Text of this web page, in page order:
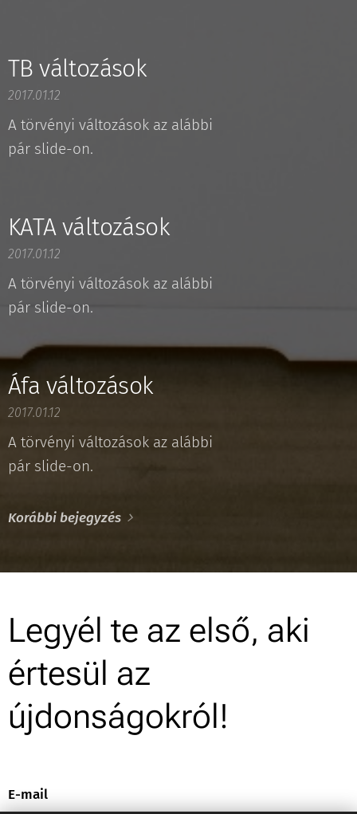
TB változások
2017.01.12
A törvényi változások az alábbi
pár slide-on.
KATA változások
2017.01.12
A törvényi változások az alábbi
pár slide-on.
Áfa változások
2017.01.12
A törvényi változások az alábbi
pár slide-on.
Korábbi bejegyzés
Legyél te az első, aki
értesül az
újdonságokról!
E-mail